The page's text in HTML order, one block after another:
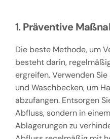
1. Präventive
Die beste Methode, um
besteht darin,
ergreifen. Verwenden
und Waschbecken, um
abzufangen. Entsorgen
Abfluss, sondern in
Ablagerungen zu